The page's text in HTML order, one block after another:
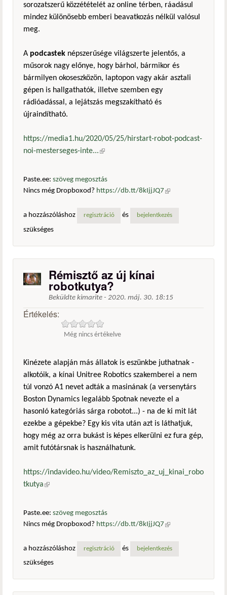
sorozatszerű közzétételét az online térben, ráadásul
mindez különösebb emberi beavatkozás nélkül valósul
meg.
A podcastek népszerűsége világszerte jelentős, a
műsorok nagy előnye, hogy bárhol, bármikor és
bármilyen okoseszközön, laptopon vagy akár asztali
gépen is hallgathatók, illetve szemben egy
rádióadással, a lejátszás megszakítható és
újraindítható.
https://media1.hu/2020/05/25/hirstart-robot-podcast-
noi-mesterseges-inte...(külső hivatkozás)
Paste.ee: szöveg megosztás
Nincs még Dropboxod? https://db.tt/8kIjjJQ7 (külső
a hozzászóláshoz
regisztráció és bejelentkezés
szükséges
Rémisztő az új kínai
robotkutya?
Beküldte kimarite - 2020. máj. 30. 18:15
Értékelés:
Még nincs értékelve
Kinézete alapján más állatok is eszünkbe juthatnak -
alkotóik, a kínai Unitree Robotics szakemberei a nem
túl vonzó A1 nevet adták a masinának (a versenytárs
Boston Dynamics legalább Spotnak nevezte el a
hasonló kategóriás sárga robotot...) - na de ki mit lát
ezekbe a gépekbe? Egy kis vita után azt is láthatjuk,
hogy még az orra bukást is képes elkerülni ez fura gép,
amit futótársnak is használhatunk.
https://indavideo.hu/video/Remiszto_az_uj_kinai_robo
tkutya(külső hivatkozás)
Paste.ee: szöveg megosztás
Nincs még Dropboxod? https://db.tt/8kIjjJQ7 (külső
a hozzászóláshoz
regisztráció és bejelentkezés
szükséges